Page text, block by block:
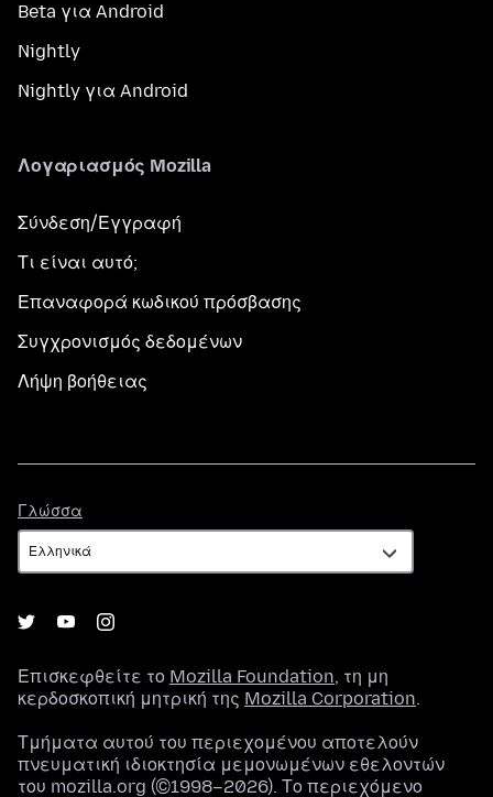
Beta για Android
Nightly
Nightly για Android
Λογαριασμός Mozilla
Σύνδεση/Εγγραφή
Τι είναι αυτό;
Επαναφορά κωδικού πρόσβασης
Συγχρονισμός δεδομένων
Λήψη βοήθειας
Γλώσσα
Επισκεφθείτε το Mozilla Foundation, τη μη
κερδοσκοπική μητρική της Mozilla Corporation.
Τμήματα αυτού του περιεχομένου αποτελούν
πνευματική ιδιοκτησία μεμονωμένων εθελοντών
του mozilla.org (©1998–2026). Το περιεχόμενο